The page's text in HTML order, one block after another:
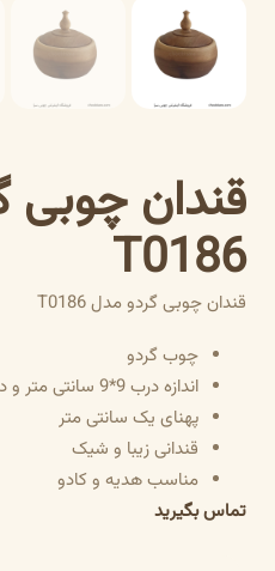
قندان چوبی
T0186
قندان چوبی گردو مدل T0186
چوب گردو
اندازه درب 9*9 سانتی متر و دهانه 10.5*10.5 سانتی متر
پهنای یک سانتی متر
قندانی زیبا و شیک
مناسب هدیه و کادو
تماس بگیرید